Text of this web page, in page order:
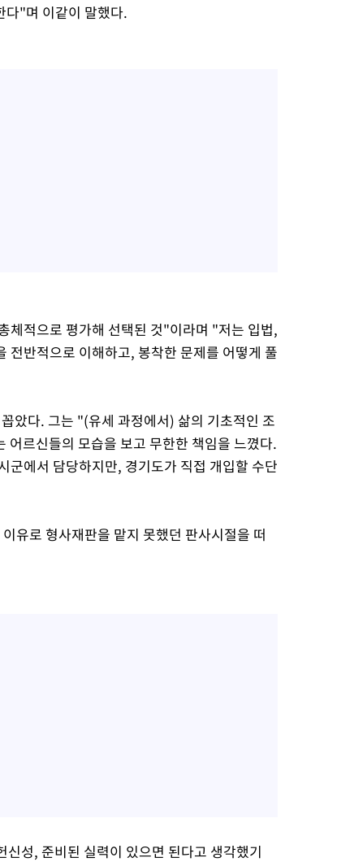
다"며 이같이 말했다.
체적으로 평가해 선택된 것"이라며 "저는 입법,
전반적으로 이해하고, 봉착한 문제를 어떻게 풀
았다. 그는 "(유세 과정에서) 삶의 기초적인 조
어르신들의 모습을 보고 무한한 책임을 느꼈다.
군에서 담당하지만, 경기도가 직접 개입할 수단
유로 형사재판을 맡지 못했던 판사시절을 떠
성, 준비된 실력이 있으면 된다고 생각했기